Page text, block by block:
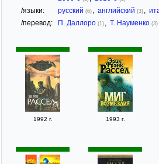
/языки: русский (6) , английский (3) ,
/перевод: П. Даллоро (1) , Т. Науменко (3)
1992 г. 1993 г.